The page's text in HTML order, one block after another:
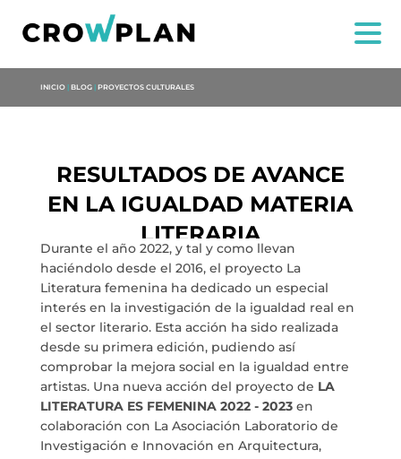
US
SERVICES
PROJECTS
MARIA ANCHIETA
INICIO | BLOG | PROYECTOS CULTURALES
RESULTADOS DE AVANCE
EN LA IGUALDAD MATERIA
LITERARIA
Durante el año 2022, y tal y como llevan
haciéndolo desde el 2016, el proyecto La
Literatura femenina ha dedicado un especial
interés en la investigación de la igualdad real en
el sector literario. Esta acción ha sido realizada
desde su primera edición, pudiendo así
comprobar la mejora social en la igualdad entre
artistas. Una nueva acción del proyecto de LA
LITERATURA ES FEMENINA 2022 - 2023en
colaboración con La Asociación Laboratorio de
Investigación e Innovación en Arquitectura,